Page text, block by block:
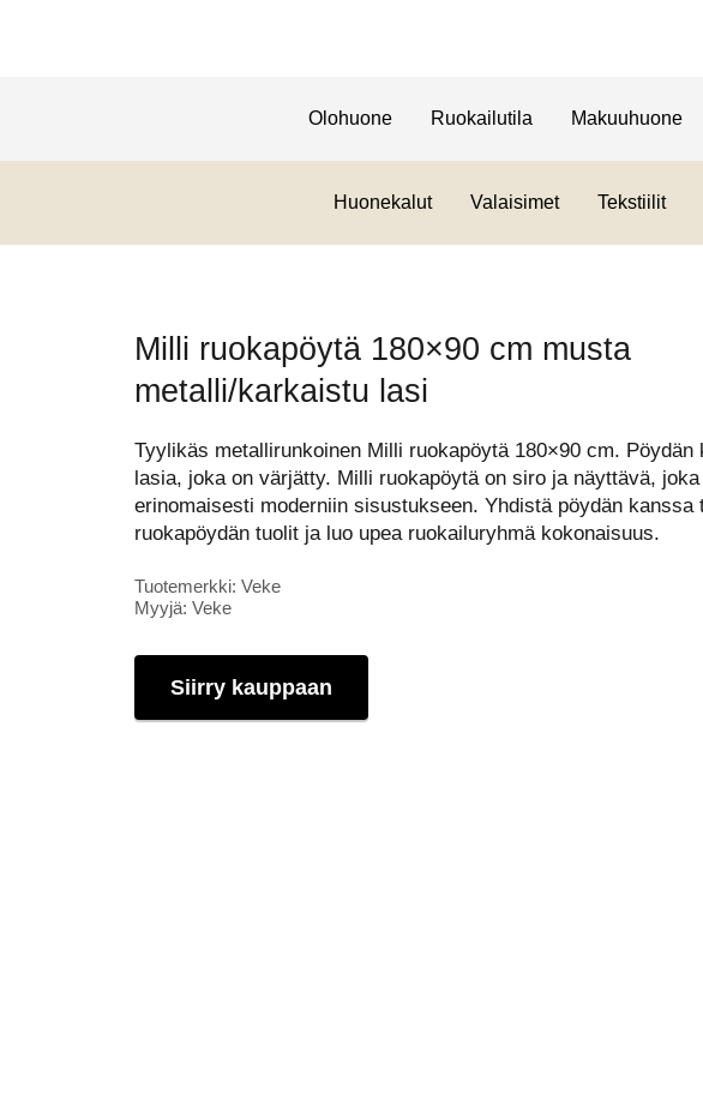
Olohuone Ruokailutila Makuuhuone
Huonekalut Valaisimet Tekstiilit
Milli ruokapöytä 180×90 cm musta
metalli/karkaistu lasi
Tyylikäs metallirunkoinen Milli ruokapöytä 180×90 cm. Pöydän
lasia, joka on värjätty. Milli ruokapöytä on siro ja näyttävä,
erinomaisesti moderniin sisustukseen. Yhdistä pöydän kanssa
ruokapöydän tuolit ja luo upea ruokailuryhmä kokonaisuus.
Tuotemerkki: Veke
Myyjä: Veke
Siirry kauppaan